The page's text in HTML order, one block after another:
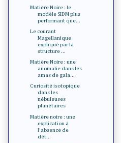
Matière Noire : le
modèle SIDM plus
performant que...
Le courant
Magellanique
expliqué par la
structure ...
Matière Noire : une
anomalie dans les
amas de gala...
Curiosité isotopique
dans les
nébuleuses
planétaires
Matière noire : une
explication à
l'absence de
dét...